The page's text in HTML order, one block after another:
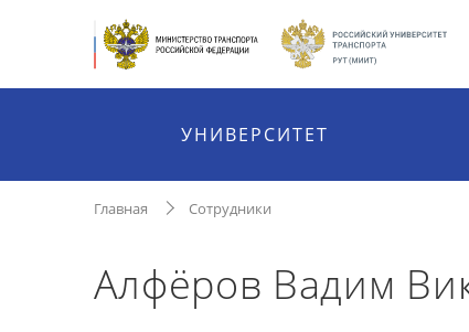
УНИВЕРСИТЕТ
Главная Сотрудники
Алфёров Вадим